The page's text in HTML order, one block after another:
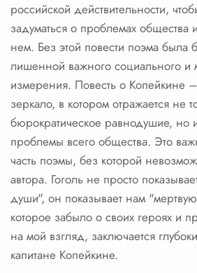
российской действительности,
задуматься о проблемах общества
нем. Без этой повести поэма была
лишенной важного социального и
измерения. Повесть о Копейкине
зеркало, в котором отражается не
бюрократическое равнодушие, но
проблемы всего общества. Это
часть поэмы, без которой
автора. Гоголь не просто
души", он показывает нам
которое забыло о своих героях и
на мой взгляд, заключается
капитане Копейкине.